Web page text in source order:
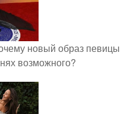
новый образ певицы
возможного?